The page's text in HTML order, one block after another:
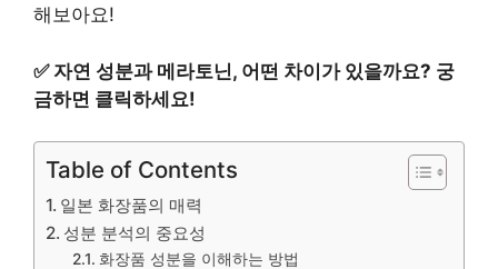
해보아요!
✅ 자연 성분과 메라토닌, 어떤 차이가 있을까요? 궁
금하면 클릭하세요!
Table of Contents
일본 화장품의 매력
성분 분석의 중요성
화장품 성분을 이해하는 방법